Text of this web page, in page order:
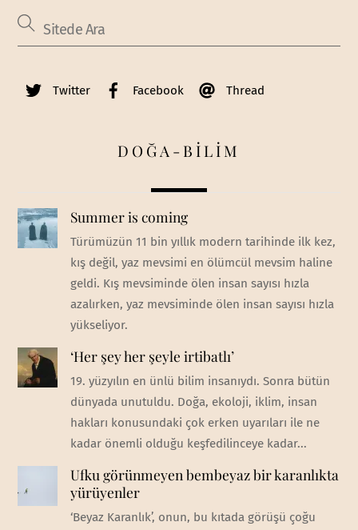
Twitter Facebook Thread
DOĞA-BİLİM
Summer is coming
Türümüzün 11 bin yıllık modern tarihinde ilk kez,
kış değil, yaz mevsimi en ölümcül mevsim haline
geldi. Kış mevsiminde ölen insan sayısı hızla
azalırken, yaz mevsiminde ölen insan sayısı hızla
yükseliyor.
‘Her şey her şeyle irtibatlı’
19. yüzyılın en ünlü bilim insanıydı. Sonra bütün
dünyada unutuldu. Doğa, ekoloji, iklim, insan
hakları konusundaki çok erken uyarıları ile ne
kadar önemli olduğu keşfedilinceye kadar...
Ufku görünmeyen bembeyaz bir karanlıkta
yürüyenler
‘Beyaz Karanlık’, onun, bu kıtada görüşü çoğu